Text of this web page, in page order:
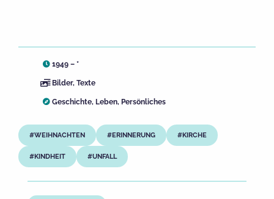
1949 – *
Bilder, Texte
Geschichte, Leben, Persönliches
WEIHNACHTEN ERINNERUNG KIRCHE
KINDHEIT UNFALL